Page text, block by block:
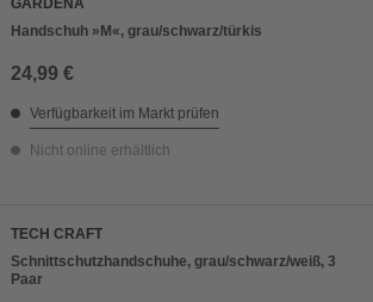
GARDENA
Handschuh »M«, grau/schwarz/türkis
24,99 €
Verfügbarkeit im Markt prüfen
Nicht online erhältlich
TECH CRAFT
Schnittschutzhandschuhe, grau/schwarz/weiß, 3
Paar